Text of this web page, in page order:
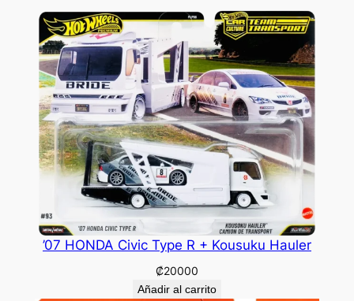
’07 HONDA Civic Type R + Kousuku Hauler
₡20000
Añadir al carrito